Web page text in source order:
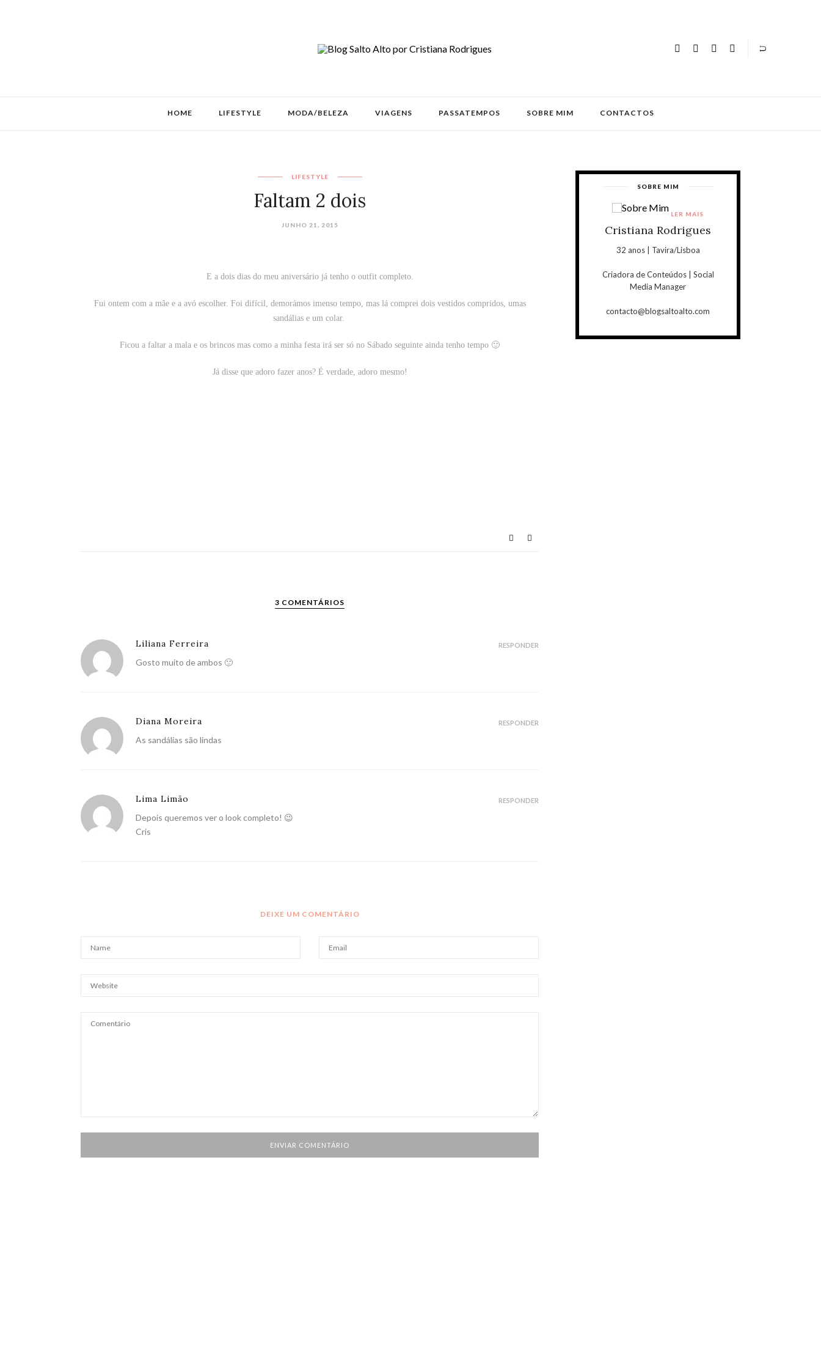
HOME LIFESTYLE MODA/BELEZA VIAGENS PASSATEMPOS SOBRE MIM CONTACTOS
LIFESTYLE
Faltam 2 dois
JUNHO 21, 2015
E a dois dias do meu aniversário já tenho o outfit completo.
Fui ontem com a mãe e a avó escolher. Foi difícil, demorámos imenso tempo, mas lá comprei dois vestidos compridos, umas
sandálias e um colar.
Ficou a faltar a mala e os brincos mas como a minha festa irá ser só no Sábado seguinte ainda tenho tempo 🙂
Já disse que adoro fazer anos? É verdade, adoro mesmo!
3 COMENTÁRIOS
Liliana Ferreira
Gosto muito de ambos 🙂
RESPONDER
Diana Moreira
As sandálias são lindas
RESPONDER
Lima Limão
Depois queremos ver o look completo! 😉
Cris
RESPONDER
DEIXE UM COMENTÁRIO
SOBRE MIM
Cristiana Rodrigues
32 anos | Tavira/Lisboa
Criadora de Conteúdos | Social
Media Manager
contacto@blogsaltoalto.com
LER MAIS